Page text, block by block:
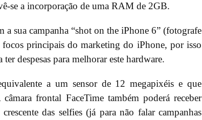
se a incorporação de uma RAM de 2GB.
a sua campanha “shot on the iPhone 6” (fotografe
principais do marketing do iPhone, por isso
despesas para melhorar este hardware.
a um sensor de 12 megapixéis e que
frontal FaceTime também poderá receber
das selfies (já para não falar campanhas